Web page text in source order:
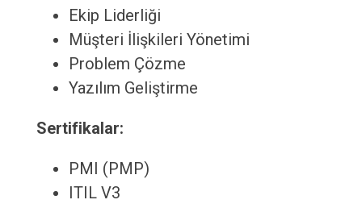
Ekip Liderliği
Müşteri İlişkileri Yönetimi
Problem Çözme
Yazılım Geliştirme
Sertifikalar:
PMI (PMP)
ITIL V3